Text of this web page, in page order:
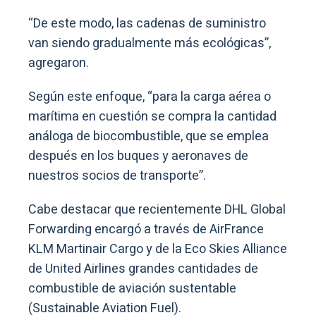
“De este modo, las cadenas de suministro
van siendo gradualmente más ecológicas”,
agregaron.
Según este enfoque, “para la carga aérea o
marítima en cuestión se compra la cantidad
análoga de biocombustible, que se emplea
después en los buques y aeronaves de
nuestros socios de transporte”.
Cabe destacar que recientemente DHL Global
Forwarding encargó a través de AirFrance
KLM Martinair Cargo y de la Eco Skies Alliance
de United Airlines grandes cantidades de
combustible de aviación sustentable
(Sustainable Aviation Fuel).